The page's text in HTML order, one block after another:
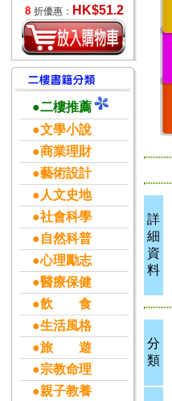
8 折優惠： HK$51.2
●二樓推薦
●文學小說
●商業理財
●藝術設計
●人文史地
●社會科學
●自然科普
●心理勵志
●醫療保健
●飲 食
●生活風格
●旅 遊
●宗教命理
●親子教養
詳
細
資
料
分
類